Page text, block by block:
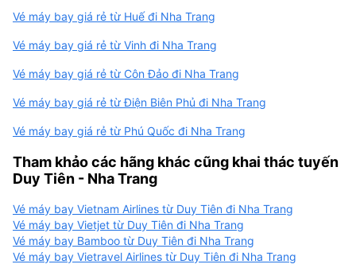
Vé máy bay giá rẻ từ Huế đi Nha Trang
Vé máy bay giá rẻ từ Vinh đi Nha Trang
Vé máy bay giá rẻ từ Côn Đảo đi Nha Trang
Vé máy bay giá rẻ từ Điện Biên Phủ đi Nha Trang
Vé máy bay giá rẻ từ Phú Quốc đi Nha Trang
Tham khảo các hãng khác cũng khai thác tuyến
Duy Tiên - Nha Trang
Vé máy bay Vietnam Airlines từ Duy Tiên đi Nha Trang
Vé máy bay Vietjet từ Duy Tiên đi Nha Trang
Vé máy bay Bamboo từ Duy Tiên đi Nha Trang
Vé máy bay Vietravel Airlines từ Duy Tiên đi Nha Trang